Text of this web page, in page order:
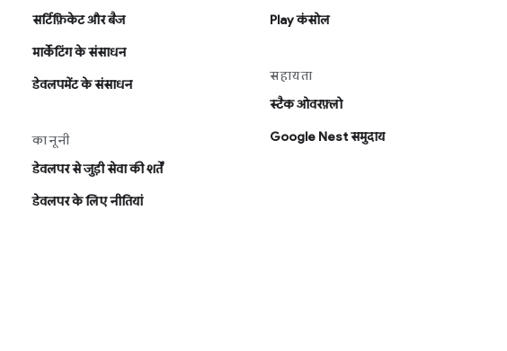
सर्टिफ़िकेट और बैज
मार्केटिंग के संसाधन
डेवलपमेंट के संसाधन
कानूनी
डेवलपर से जुड़ी सेवा की शर्तें
डेवलपर के लिए नीतियां
Play कंसोल
सहायता
स्टैक ओवरफ़्लो
Google Nest समुदाय